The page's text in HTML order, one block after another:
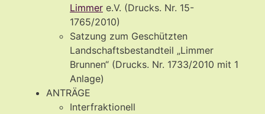
Limmer e.V. (Drucks. Nr. 15-
1765/2010)
Satzung zum Geschützten
Landschaftsbestandteil „Limmer
Brunnen“ (Drucks. Nr. 1733/2010 mit 1
Anlage)
ANTRÄGE
Interfraktionell